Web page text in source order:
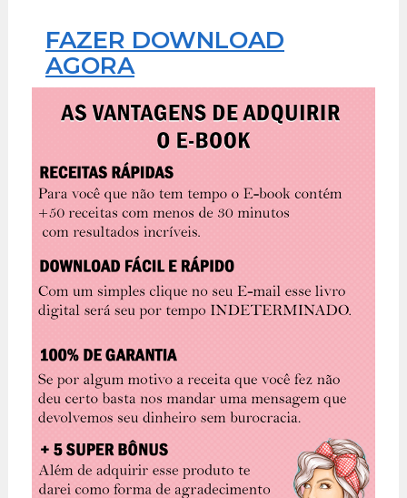
FAZER DOWNLOAD
AGORA